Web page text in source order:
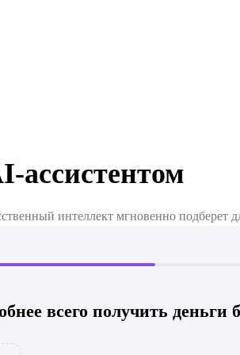
ассистентом
интеллект мгновенно
всего получить деньги